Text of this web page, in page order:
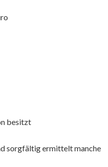
besitzt
sorgfältig ermittelt manche